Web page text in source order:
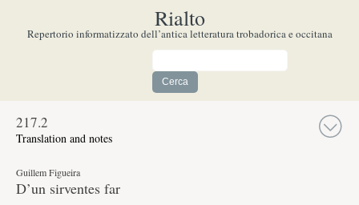
Rialto
Repertorio informatizzato dell’antica letteratura trobadorica e occitana
217.2
Translation and notes
Guillem Figueira
D’un sirventes far